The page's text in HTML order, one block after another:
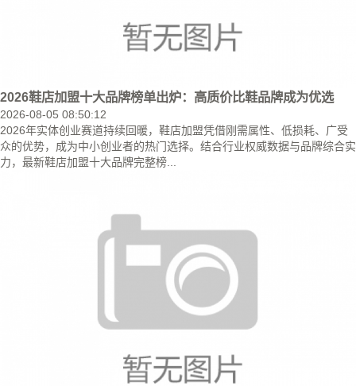
2026鞋店加盟十大品牌榜单出炉：高质价比鞋品牌成为优选
2026-08-05 08:50:12
2026年实体创业赛道持续回暖，鞋店加盟凭借刚需属性、低损耗、广受
众的优势，成为中小创业者的热门选择。结合行业权威数据与品牌综合实
力，最新鞋店加盟十大品牌完整榜...